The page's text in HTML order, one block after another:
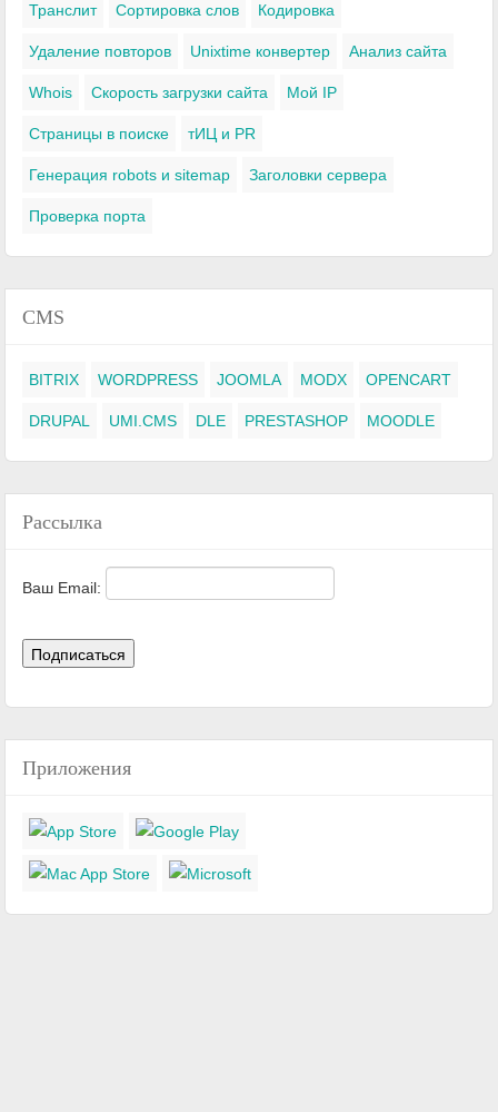
Транслит Сортировка слов Кодировка
Удаление повторов Unixtime конвертер Анализ сайта
Whois Скорость загрузки сайта Мой IP
Страницы в поиске тИЦ и PR
Генерация robots и sitemap Заголовки сервера
Проверка порта
CMS
BITRIX WORDPRESS JOOMLA MODX OPENCART
DRUPAL UMI.CMS DLE PRESTASHOP MOODLE
Рассылка
Ваш Email:
Приложения